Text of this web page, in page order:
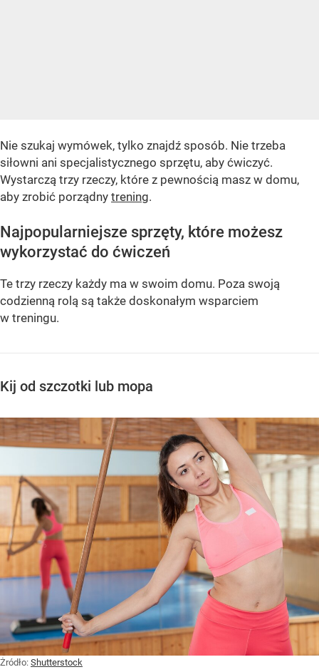
Nie szukaj wymówek, tylko znajdź sposób. Nie trzeba
siłowni ani specjalistycznego sprzętu, aby ćwiczyć.
Wystarczą trzy rzeczy, które z pewnością masz w domu,
aby zrobić porządny trening.
Najpopularniejsze sprzęty, które możesz
wykorzystać do ćwiczeń
Te trzy rzeczy każdy ma w swoim domu. Poza swoją
codzienną rolą są także doskonałym wsparciem
w treningu.
Kij od szczotki lub mopa
Żródło: Shutterstock